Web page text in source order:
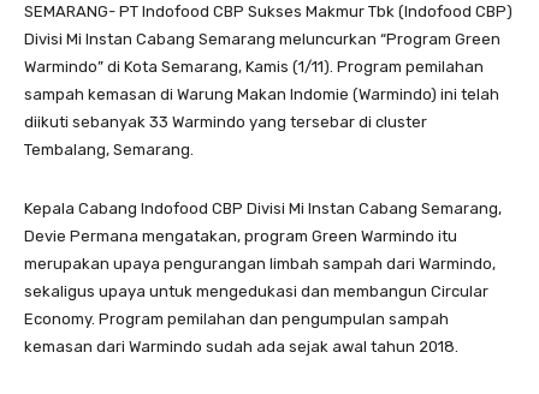
SEMARANG- PT Indofood CBP Sukses Makmur Tbk (Indofood CBP)
Divisi Mi lnstan Cabang Semarang meluncurkan “Program Green
Warmindo” di Kota Semarang, Kamis (1/11). Program pemilahan
sampah kemasan di Warung Makan lndomie (Warmindo) ini telah
diikuti sebanyak 33 Warmindo yang tersebar di cluster
Tembalang, Semarang.
KepaIa Cabang lndofood CBP Divisi Mi lnstan Cabang Semarang,
Devie Permana mengatakan, program Green Warmindo itu
merupakan upaya pengurangan limbah sampah dari Warmindo,
sekaligus upaya untuk mengedukasi dan membangun Circular
Economy. Program pemilahan dan pengumpulan sampah
kemasan dari Warmindo sudah ada sejak awal tahun 2018.